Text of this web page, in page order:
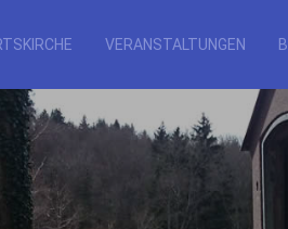
VERANSTALTUNGEN